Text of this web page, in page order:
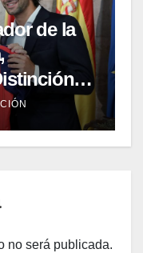
de la
no será publicada.